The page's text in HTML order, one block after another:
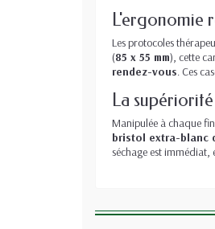
L'ergonomie
Les protocoles
(85 x 55 mm), cette
rendez-vous. Ces
La
Manipulée à chaque
bristol extra-blanc
séchage est